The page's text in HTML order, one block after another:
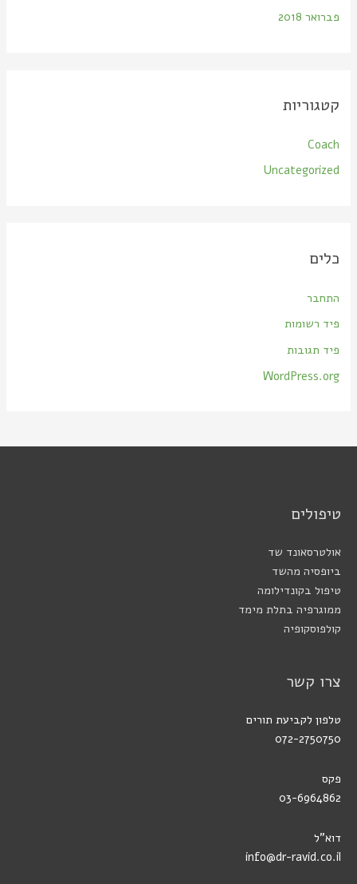
פברואר 2018
קטגוריות
Coach
Uncategorized
כלים
התחבר
פיד רשומות
פיד תגובות
WordPress.org
טיפולים
אולטרסאונד שד
ביופסיה מהשד
טיפול בקונדילומה
ממוגרפיה בתלת מימד
קולפוסקופיה
צרו קשר
טלפון לקביעת תורים
072-2750750
פקס
03-6964862
דוא"ל
info@dr-ravid.co.il